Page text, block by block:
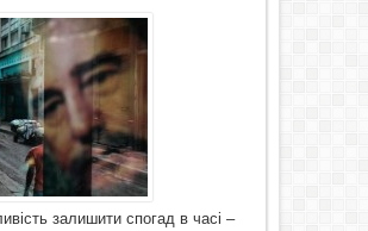
залишити спогад в часі –